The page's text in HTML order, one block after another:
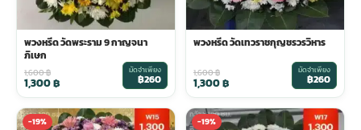
พวงหรีด วัดพระราม 9 กาญจนา
ภิเษก
1,600฿
1,300฿
มัดจำเพียง
฿260
พวงหรีด วัดเทวราชกุญชรวรวิหาร
1,600฿
1,300฿
มัดจำเพียง
฿260
-19% -19%